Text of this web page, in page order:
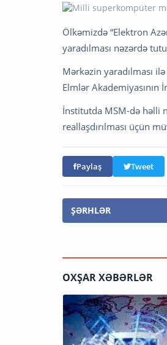
Ölkəmizdə “Elektron
yaradılması nəzərdə
Mərkəzin yaradılması
Elmlər
İnstitutda MSM-də həlli
reallaşdırılması üçün
Paylaş Tweet
ŞƏRHLƏR
OXŞAR XƏBƏRLƏR